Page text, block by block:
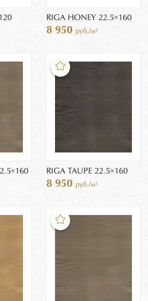
RIGA HONEY 22.5×160
8 950 руб./м²
RIGA TAUPE 22.5×160
8 950 руб./м²